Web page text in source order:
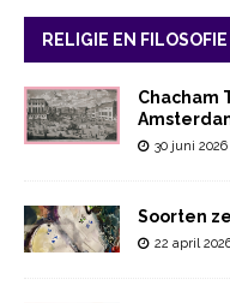
RELIGIE EN FILOSOFIE
Chacham
30 juni 2026
Soorten
22 april